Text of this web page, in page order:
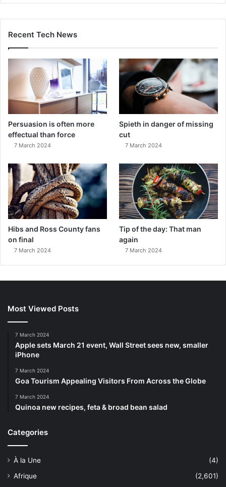
Recent Tech News
Persuasion is often more
effectual than force
7 March 2024
Spieth in danger of missing
cut
7 March 2024
Hibs and Ross County fans
on final
7 March 2024
Tip of the day: That man
again
7 March 2024
Most Viewed Posts
7 March 2024
Apple sets March 21 event, Wall Street sees new, smaller
iPhone
7 March 2024
Goa Tourism Appealing Visitors From Across the Globe
7 March 2024
Quinoa new recipes, feta & broad bean salad
Categories
À la Une
(4)
Afrique
(2,601)